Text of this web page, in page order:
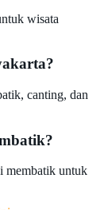
wisata
canting, dan
membatik untuk